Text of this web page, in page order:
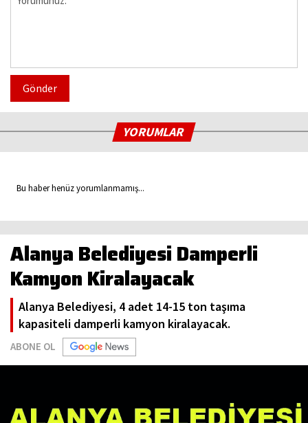
Gönder
YORUMLAR
Bu haber henüz yorumlanmamış...
Alanya Belediyesi Damperli
Kamyon Kiralayacak
Alanya Belediyesi, 4 adet 14-15 ton taşıma
kapasiteli damperli kamyon kiralayacak.
ABONE OL